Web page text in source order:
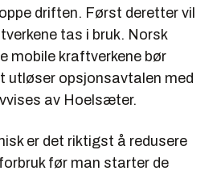
driften. Først deretter vil
tas i bruk. Norsk
mobile kraftverkene bør
opsjonsavtalen med
av Hoelsæter.
er det riktigst å redusere
før man starter de